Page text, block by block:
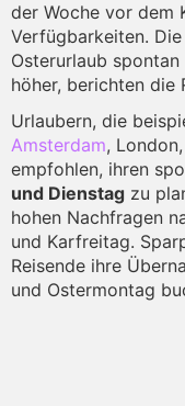
der Woche vor dem
Verfügbarkeiten.
Osterurlaub
höher, berichten die
Urlaubern, die
Amsterdam,
empfohlen, ihren
und Dienstag zu
hohen Nachfragen
und Karfreitag.
Reisende ihre
und Ostermontag